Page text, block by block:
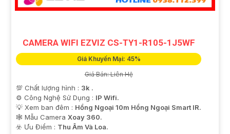
CAMERA WIFI EZVIZ CS-TY1-R105-1J5WF
Giá Khuyến Mại: 45%
Giá Bán: Liên Hệ
💯 Chất lượng hình : 3k .
⚙ Công Nghệ Sử Dụng : IP Wifi.
💡 Xem ban đêm : Hồng Ngoại 10m Hồng Ngoại Smart IR.
🕸️ Mẫu Camera Xoay 360.
️☣️ Ưu Điểm : Thu Âm Và Loa.